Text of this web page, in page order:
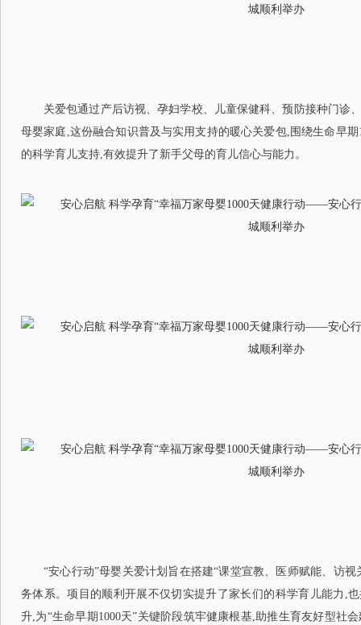
关爱包通过产后访视、孕妇学校、儿童保健科、预防接种门诊
母婴家庭,这份融合知识普及与实用支持的暖心关爱包,围绕生命早
的科学育儿支持,有效提升了新手父母的育儿信心与能力。
“安心行动”母婴关爱计划旨在搭建“课堂宣教、医师赋能、访
务体系。项目的顺利开展不仅切实提升了家长们的科学育儿能力,
升,为“生命早期1000天”关键阶段筑牢健康根基,助推生育友好型社